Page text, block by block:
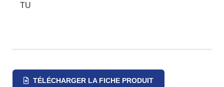
TU
TÉLÉCHARGER LA FICHE PRODUIT